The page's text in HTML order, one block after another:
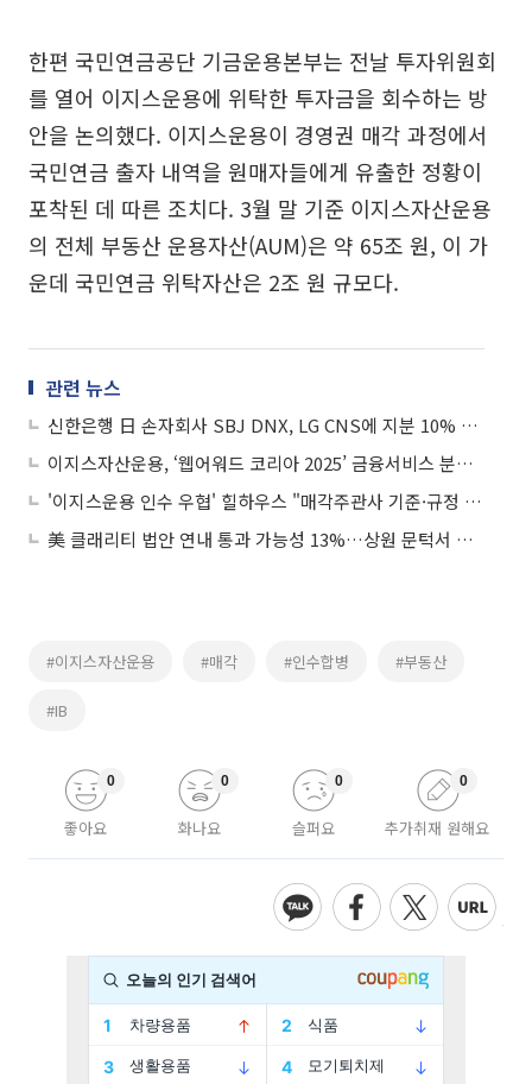
한편 국민연금공단 기금운용본부는 전날 투자위원회
를 열어 이지스운용에 위탁한 투자금을 회수하는 방
안을 논의했다. 이지스운용이 경영권 매각 과정에서
국민연금 출자 내역을 원매자들에게 유출한 정황이
포착된 데 따른 조치다. 3월 말 기준 이지스자산운용
의 전체 부동산 운용자산(AUM)은 약 65조 원, 이 가
운데 국민연금 위탁자산은 2조 원 규모다.
관련 뉴스
신한은행 日 손자회사 SBJ DNX, LG CNS에 지분 10% 매각
이지스자산운용, ‘웹어워드 코리아 2025’ 금융서비스 분야 대상 수상
'이지스운용 인수 우협' 힐하우스 "매각주관사 기준·규정 철저히 준수"
美 클래리티 법안 연내 통과 가능성 13%…상원 문턱서 제동
#이지스자산운용 #매각 #인수합병 #부동산
#IB
좋아요
0
화나요
0
슬퍼요
0
추가취재 원해요
0